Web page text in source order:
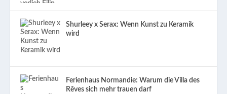
Shurleey x Serax: Wenn Kunst zu Keramik
wird
Ferienhaus Normandie: Warum die Villa des
Rêves sich mehr trauen darf